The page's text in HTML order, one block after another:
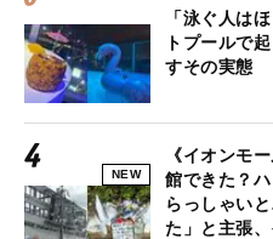
「泳ぐ人は
トプールで
すその実態
NEW
《イオンモ
館できた？
らっしゃい
た」と主張